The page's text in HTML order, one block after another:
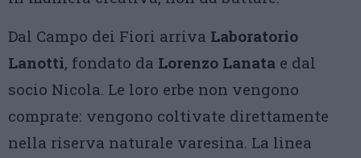
Dal Campo dei Fiori arriva Laboratorio
Lanotti, fondato da Lorenzo Lanata e dal
socio Nicola. Le loro erbe non vengono
comprate: vengono coltivate direttamente
nella riserva naturale varesina. La linea